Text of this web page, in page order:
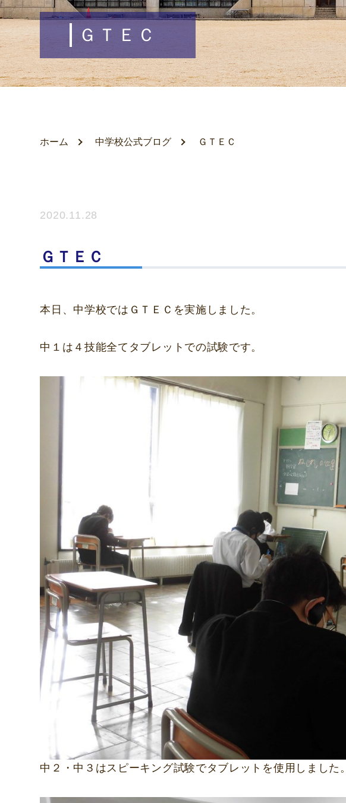
ＧＴＥＣ
ホーム 中学校公式ブログ ＧＴＥＣ
2020.11.28
ＧＴＥＣ
本日、中学校ではＧＴＥＣを実施しました。
中１は４技能全てタブレットでの試験です。
中２・中３はスピーキング試験でタブレットを使用しました。